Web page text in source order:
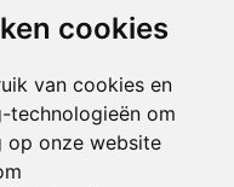
cookies
van cookies en
technologieën om
op onze website